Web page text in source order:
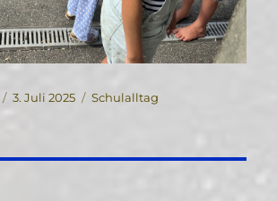
Veröffentlicht
3. Juli 2025 Kategorien
Schulalltag